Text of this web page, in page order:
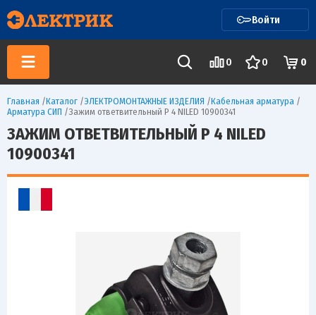
Войти
0 0 0
Главная /Каталог /ЭЛЕКТРОМОНТАЖНЫЕ ИЗДЕЛИЯ /Кабельная арматура /
Арматура СИП /Зажим ответвительный P 4 NILED 10900341
ЗАЖИМ ОТВЕТВИТЕЛЬНЫЙ P 4 NILED
10900341